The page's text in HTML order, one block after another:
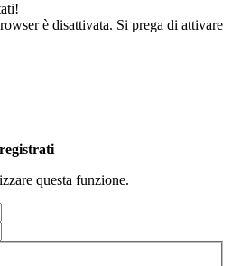
è disattivata. Si prega di attivare
questa funzione.